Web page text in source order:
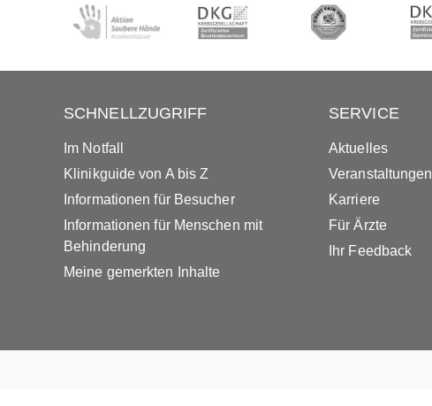
SCHNELLZUGRIFF
Im Notfall
Klinikguide von A bis Z
Informationen für Besucher
Informationen für Menschen mit
Behinderung
Meine gemerkten Inhalte
SERVICE
Aktuelles
Veranstaltungen
Karriere
Für Ärzte
Ihr Feedback